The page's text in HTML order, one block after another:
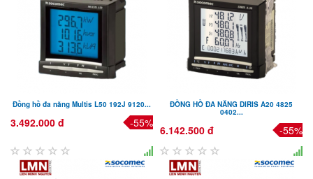
Đồng hồ đa năng Multis L50 192J 9120...
3.492.000 đ -55%
ĐỒNG HỒ ĐA NĂNG DIRIS A20 4825
0402...
6.142.500 đ -55%